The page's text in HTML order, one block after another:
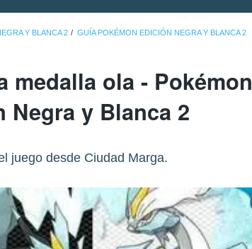
Y BLANCA 2 GUÍA POKÉMON EDICIÓN NEGRA Y BLANCA 2
medalla ola - Pokémon
Negra y Blanca 2
juego desde Ciudad Marga.